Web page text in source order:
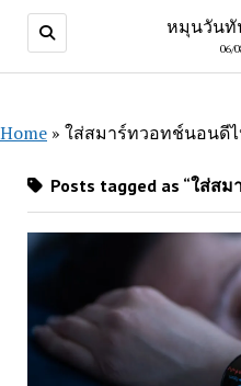
หมุนวันทั
06/
Home » ใส่สมาร์ทวอทช์นอนดี
Posts tagged as “ใส่ส